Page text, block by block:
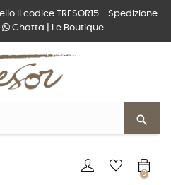
il codice TRESOR15 - Spedizione
Chatta Le Boutique
search
0